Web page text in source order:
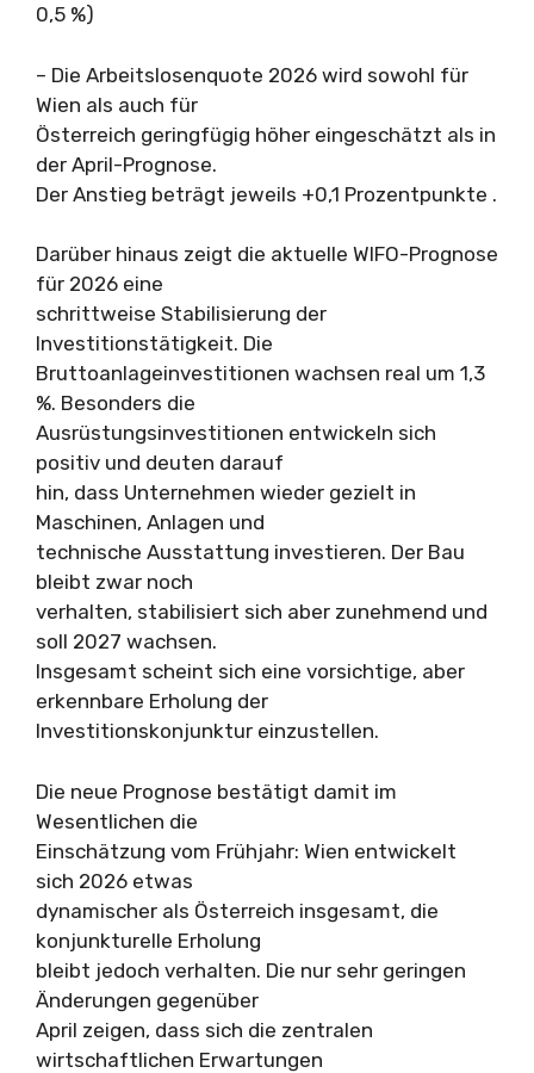
0,5 %)
– Die Arbeitslosenquote 2026 wird sowohl für
Wien als auch für
Österreich geringfügig höher eingeschätzt als in
der April-Prognose.
Der Anstieg beträgt jeweils +0,1 Prozentpunkte .
Darüber hinaus zeigt die aktuelle WIFO-Prognose
für 2026 eine
schrittweise Stabilisierung der
Investitionstätigkeit. Die
Bruttoanlageinvestitionen wachsen real um 1,3
%. Besonders die
Ausrüstungsinvestitionen entwickeln sich
positiv und deuten darauf
hin, dass Unternehmen wieder gezielt in
Maschinen, Anlagen und
technische Ausstattung investieren. Der Bau
bleibt zwar noch
verhalten, stabilisiert sich aber zunehmend und
soll 2027 wachsen.
Insgesamt scheint sich eine vorsichtige, aber
erkennbare Erholung der
Investitionskonjunktur einzustellen.
Die neue Prognose bestätigt damit im
Wesentlichen die
Einschätzung vom Frühjahr: Wien entwickelt
sich 2026 etwas
dynamischer als Österreich insgesamt, die
konjunkturelle Erholung
bleibt jedoch verhalten. Die nur sehr geringen
Änderungen gegenüber
April zeigen, dass sich die zentralen
wirtschaftlichen Erwartungen